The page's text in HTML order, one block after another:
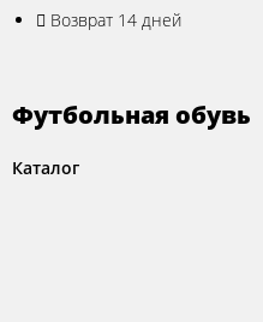
Возврат 14 дней
Футбольная обувь
Каталог